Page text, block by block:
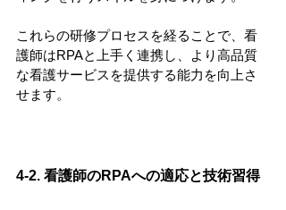
これらの研修プロセスを経ることで、看
護師はRPAと上手く連携し、より高品質
な看護サービスを提供する能力を向上さ
せます。
4-2. 看護師のRPAへの適応と技術習得